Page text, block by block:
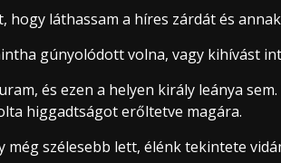
hogy láthassam a híres zárdát és
gúnyolódott volna, vagy kihívást
és ezen a helyen király leánya
higgadtságot erőltetve magára.
még szélesebb lett, élénk tekintete